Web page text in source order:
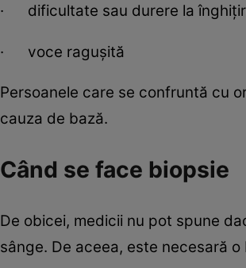
· dificultate sau durere la
· voce ragușită
Persoanele care se confruntă cu
cauza de bază.
Când se face biopsie
De obicei, medicii nu pot spune
sânge. De aceea, este necesară